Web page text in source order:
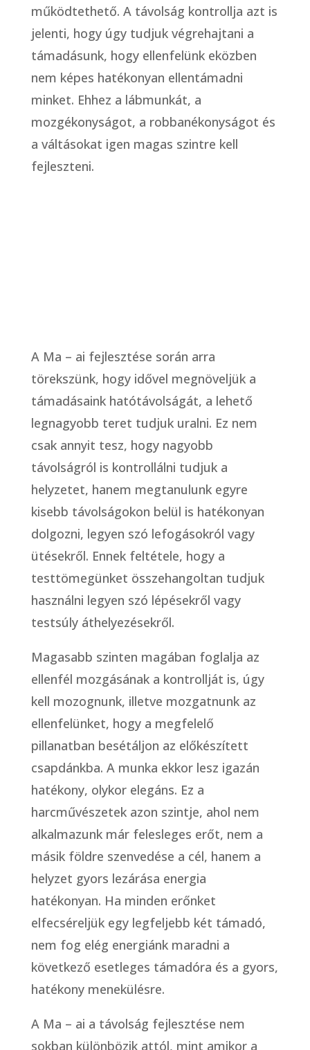
működtethető. A távolság kontrollja azt is
jelenti, hogy úgy tudjuk végrehajtani a
támadásunk, hogy ellenfelünk eközben
nem képes hatékonyan ellentámadni
minket. Ehhez a lábmunkát, a
mozgékonyságot, a robbanékonyságot és
a váltásokat igen magas szintre kell
fejleszteni.
A Ma – ai fejlesztése során arra
törekszünk, hogy idővel megnöveljük a
támadásaink hatótávolságát, a lehető
legnagyobb teret tudjuk uralni. Ez nem
csak annyit tesz, hogy nagyobb
távolságról is kontrollálni tudjuk a
helyzetet, hanem megtanulunk egyre
kisebb távolságokon belül is hatékonyan
dolgozni, legyen szó lefogásokról vagy
ütésekről. Ennek feltétele, hogy a
testtömegünket összehangoltan tudjuk
használni legyen szó lépésekről vagy
testsúly áthelyezésekről.
Magasabb szinten magában foglalja az
ellenfél mozgásának a kontrollját is, úgy
kell mozognunk, illetve mozgatnunk az
ellenfelünket, hogy a megfelelő
pillanatban besétáljon az előkészített
csapdánkba. A munka ekkor lesz igazán
hatékony, olykor elegáns. Ez a
harcművészetek azon szintje, ahol nem
alkalmazunk már felesleges erőt, nem a
másik földre szenvedése a cél, hanem a
helyzet gyors lezárása energia
hatékonyan. Ha minden erőnket
elfecséreljük egy legfeljebb két támadó,
nem fog elég energiánk maradni a
következő esetleges támadóra és a gyors,
hatékony menekülésre.
A Ma – ai a távolság fejlesztése nem
sokban különbözik attól, mint amikor a